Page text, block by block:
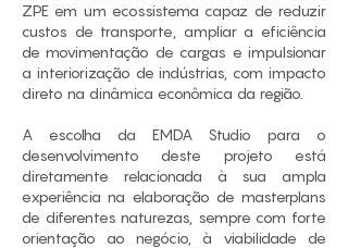
ZPE em um ecossistema capaz de reduzir
custos de transporte, ampliar a eficiência
de movimentação de cargas e impulsionar
a interiorização de indústrias, com impacto
direto na dinâmica econômica da região.
A escolha da EMDA Studio para o
desenvolvimento deste projeto está
diretamente relacionada à sua ampla
experiência na elaboração de masterplans
de diferentes naturezas, sempre com forte
orientação ao negócio, à viabilidade de